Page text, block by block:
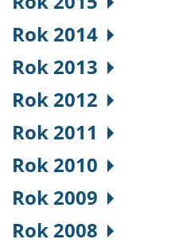
Rok 2014
Rok 2013
Rok 2012
Rok 2011
Rok 2010
Rok 2009
Rok 2008